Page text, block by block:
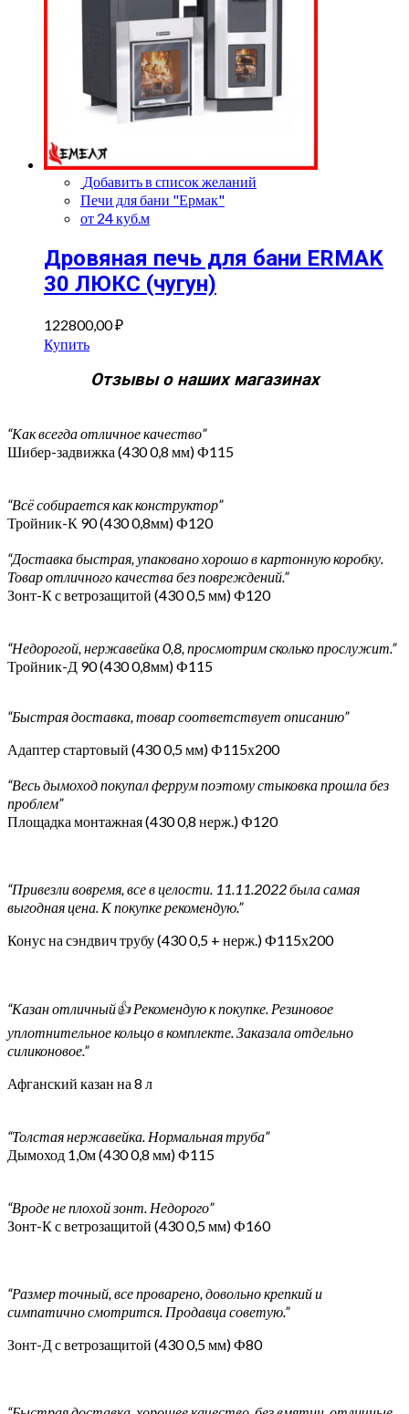
Добавить в список желаний
Печи для бани "Ермак"
от 24 куб.м
Дровяная печь для бани ERMAK
30 ЛЮКС (чугун)
122800,00₽
Купить
Отзывы о наших магазинах
“Как всегда отличное качество”
Шибер-задвижка (430 0,8 мм) Ф115
“Всё собирается как конструктор”
Тройник-К 90 (430 0,8мм) Ф120
“Доставка быстрая, упаковано хорошо в картонную коробку.
Товар отличного качества без повреждений.”
Зонт-К с ветрозащитой (430 0,5 мм) Ф120
“Недорогой, нержавейка 0,8, просмотрим сколько прослужит.”
Тройник-Д 90 (430 0,8мм) Ф115
“Быстрая доставка, товар соответствует описанию”
Адаптер стартовый (430 0,5 мм) Ф115х200
“Весь дымоход покупал феррум поэтому стыковка прошла без
проблем”
Площадка монтажная (430 0,8 нерж.) Ф120
“Привезли вовремя, все в целости. 11.11.2022 была самая
выгодная цена. К покупке рекомендую.”
Конус на сэндвич трубу (430 0,5 + нерж.) Ф115х200
“Казан отличный👍 Рекомендую к покупке. Резиновое
уплотнительное кольцо в комплекте. Заказала отдельно
силиконовое.”
Афганский казан на 8 л
“Толстая нержавейка. Нормальная труба”
Дымоход 1,0м (430 0,8 мм) Ф115
“Вроде не плохой зонт. Недорого”
Зонт-К с ветрозащитой (430 0,5 мм) Ф160
“Размер точный, все проварено, довольно крепкий и
симпатично смотрится. Продавца советую.”
Зонт-Д с ветрозащитой (430 0,5 мм) Ф80